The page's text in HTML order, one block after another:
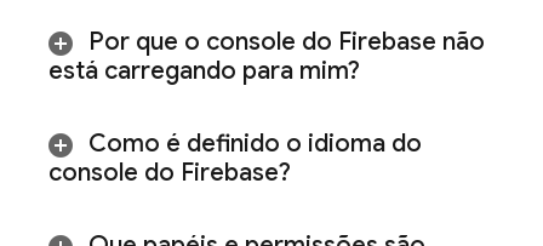
Por que o console do Firebase não
está carregando para mim?
Como é definido o idioma do
console do Firebase?